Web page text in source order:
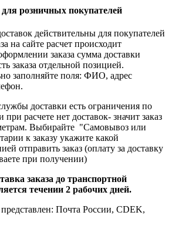
для розничных покупателей
действительны для покупателей
на сайте расчет происходит
заказа сумма доставки
заказа отдельной позицией.
заполняйте поля: ФИО, адрес
доставки есть ограничения по
при расчете нет доставок- значит заказ
Выбирайте "Самовывоз или
к заказу укажите какой
отправить заказ (оплату за доставку
при получении)
заказа до транспортной
течении 2 рабочих дней.
представлен: Почта России, CDEK,